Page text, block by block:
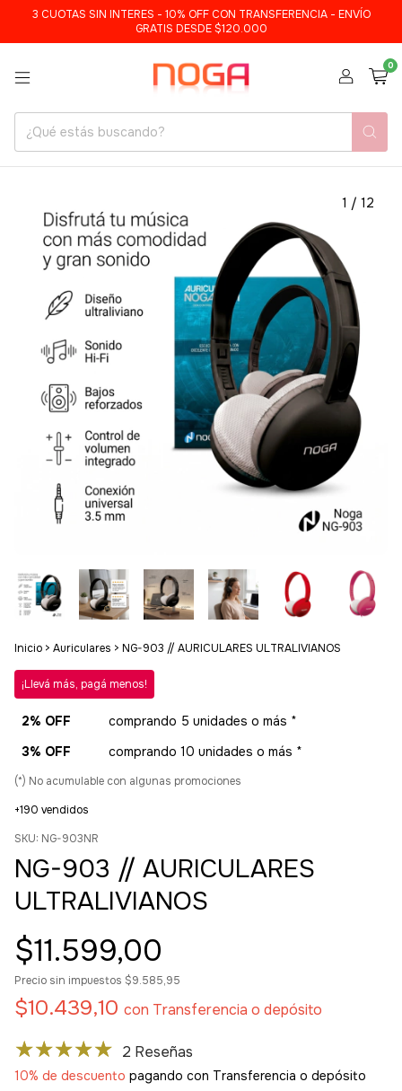
3 CUOTAS SIN INTERES - 10% OFF CON TRANSFERENCIA - ENVÍO
GRATIS DESDE $120.000
0
1 / 12
Inicio > Auriculares > NG-903 // AURICULARES ULTRALIVIANOS
¡Llevá más, pagá menos!
2% OFF
comprando 5 unidades o más *
3% OFF
comprando 10 unidades o más *
(*) No acumulable con algunas promociones
+190 vendidos
SKU: NG-903NR
NG-903 // AURICULARES
ULTRALIVIANOS
$11.599,00
Precio sin impuestos $9.585,95
$10.439,10 con Transferencia o depósito
2 Reseñas
10% de descuento pagando con Transferencia o depósito